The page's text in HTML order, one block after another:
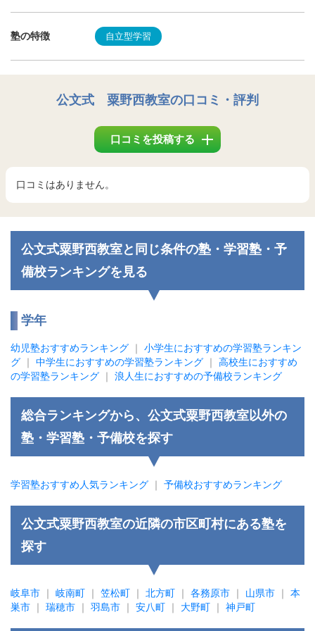
塾の特徴 自立型学習
公文式 粟野西教室の口コミ・評判
口コミを投稿する
口コミはありません。
公文式粟野西教室と同じ条件の塾・学習塾・予
備校ランキングを見る
学年
幼児塾おすすめランキング ｜ 小学生におすすめの学習塾ランキン
グ ｜ 中学生におすすめの学習塾ランキング ｜ 高校生におすすめ
の学習塾ランキング ｜ 浪人生におすすめの予備校ランキング
総合ランキングから、公文式粟野西教室以外の
塾・学習塾・予備校を探す
学習塾おすすめ人気ランキング ｜ 予備校おすすめランキング
公文式粟野西教室の近隣の市区町村にある塾を
探す
岐阜市 ｜ 岐南町 ｜ 笠松町 ｜ 北方町 ｜ 各務原市 ｜ 山県市 ｜ 本
巣市 ｜ 瑞穂市 ｜ 羽島市 ｜ 安八町 ｜ 大野町 ｜ 神戸町